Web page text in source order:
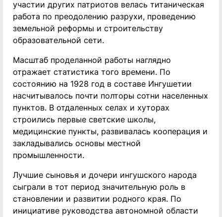
участии других патриотов велась титаническая
работа по преодолению разрухи, проведению
земельной реформы и строительству
образовательной сети.
Масштаб проделанной работы наглядно
отражает статистика того времени. По
состоянию на 1928 год в составе Ингушетии
насчитывалось почти полторы сотни населенных
пунктов. В отдаленных селах и хуторах
строились первые светские школы,
медицинские пункты, развивалась кооперация и
закладывались основы местной
промышленности.
Лучшие сыновья и дочери ингушского народа
сыграли в тот период значительную роль в
становлении и развитии родного края. По
инициативе руководства автономной области